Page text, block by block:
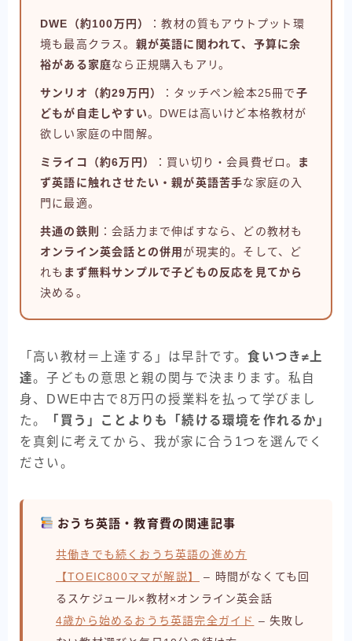
DWE（約100万円）
：教材の質もアウトプット環
境も最高クラス。 親が英語に関われて、予算に余
裕がある家庭なら正規購入もアリ。
サンリオ（約29万円） ：タッチペン絵本25冊で子
どもが自走しやすい。DWEは高いけど本格教材が
欲しい家庭の中間解。
ミライコ（約6万円） ：買い切り・会員費ゼロ。 ま
ず英語に触れさせたい・親が英語苦手な家庭の入
門に最適。
共通の鉄則
：会話力まで伸ばすなら、どの教材も
オンライン英会話との併用 が現実的。そして、ど
れも まず無料サンプルで子どもの反応を見てから
決める。
「高い教材＝上達する」は早計です。食いつき≠上
達。子どもの意思と親の関与で決まります。私自
身、DWE中古で8万円の授業料を払って学びまし
た。
「買う」ことよりも「続ける環境を作れるか」
を真剣に考えてから、我が家に合う1つを選んでく
ださい。
おうち英語・教育費の関連記事
共働きでも続くおうち英語の進め方
【TOEIC800ママが解説】
– 時間がなくても回
るスケジュール×教材×オンライン英会話
4歳から始めるおうち英語完全ガイド – 失敗し